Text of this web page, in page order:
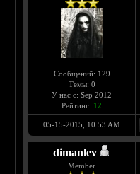
Сообщений: 129
Темы: 0
У нас с: Sep 2012
Рейтинг: 12
05-15-2015, 10:53 AM
dimanlev
Member